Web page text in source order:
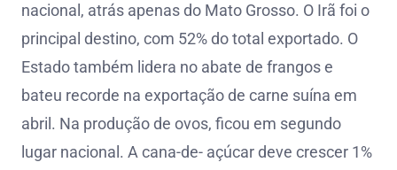
nacional, atrás apenas do Mato Grosso. O Irã foi o
principal destino, com 52% do total exportado. O
Estado também lidera no abate de frangos e
bateu recorde na exportação de carne suína em
abril. Na produção de ovos, ficou em segundo
lugar nacional. A cana-de- açúcar deve crescer 1%